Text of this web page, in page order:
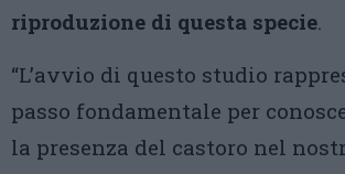
riproduzione di questa specie.
“L’avvio di questo studio
passo fondamentale per
la presenza del castoro nel